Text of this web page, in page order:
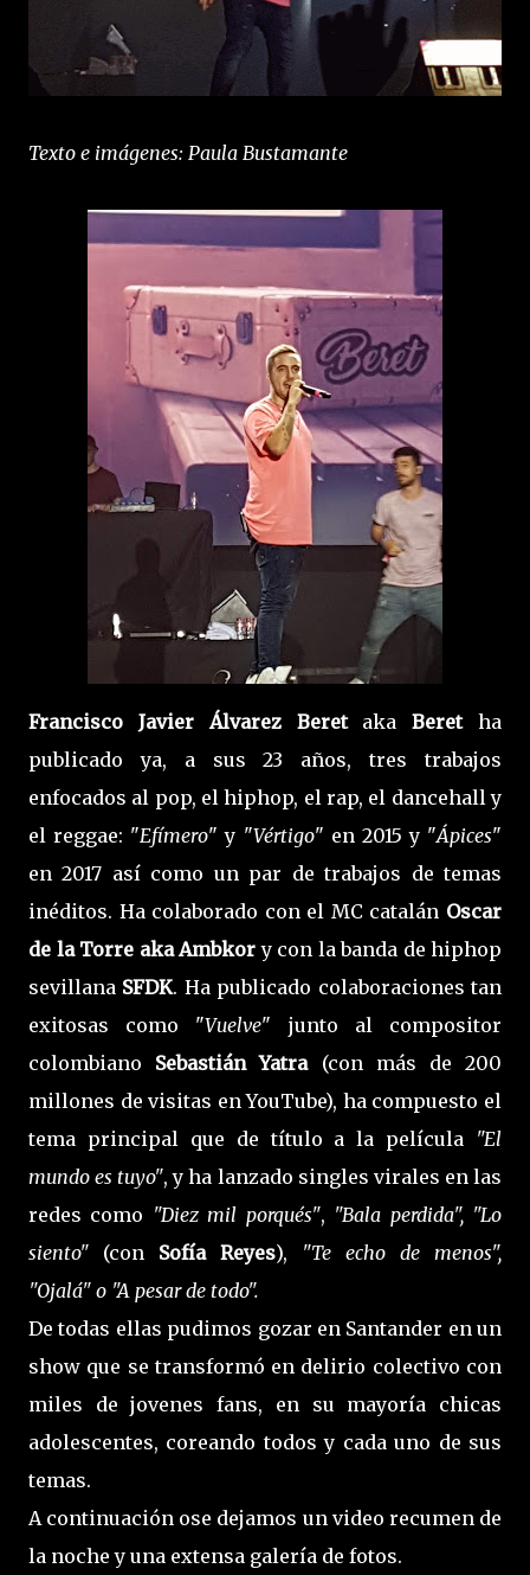
Texto e imágenes: Paula Bustamante
Francisco Javier Álvarez Beret akaBeretha
publicado ya, a sus 23 años, tres trabajos
enfocados al pop, el hiphop, el rap, el dancehall y
el reggae: "Efímero" y "Vértigo" en 2015 y "Ápices"
en 2017 así como un par de trabajos de temas
inéditos. Ha colaborado con el MC catalán Oscar
de la Torre aka Ambkory con la banda de hiphop
sevillana SFDK. Ha publicado colaboraciones tan
exitosas como "Vuelve" junto al compositor
colombiano Sebastián Yatra (con más de 200
millones de visitas en YouTube), ha compuesto el
tema principal que de título a la película "El
mundo es tuyo", y ha lanzado singles virales en las
redes como "Diez mil porqués", "Bala perdida", "Lo
siento" (con Sofía Reyes), "Te echo de menos",
"Ojalá" o "A pesar de todo".
De todas ellas pudimos gozar en Santander en un
show que se transformó en delirio colectivo con
miles de jovenes fans, en su mayoría chicas
adolescentes, coreando todos y cada uno de sus
temas.
A continuación ose dejamos un video recumen de
la noche y una extensa galería de fotos.